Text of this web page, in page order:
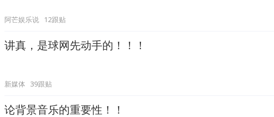
阿芒娱乐说 12跟贴
讲真，是球网先动手的！！！
新媒体 39跟贴
论背景音乐的重要性！！